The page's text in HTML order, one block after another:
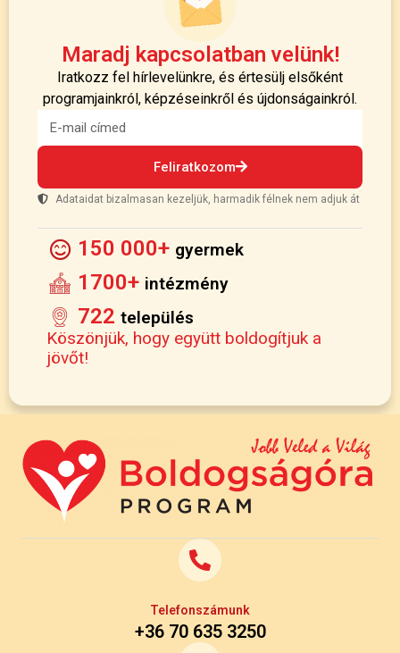
Maradj kapcsolatban velünk!
Iratkozz fel hírlevelünkre, és értesülj elsőként
programjainkról, képzéseinkről és újdonságainkról.
Feliratkozom
Adataidat bizalmasan kezeljük, harmadik félnek nem adjuk át
150 000+ gyermek
1700+ intézmény
722 település
Köszönjük, hogy együtt boldogítjuk a
jövőt!
Telefonszámunk
+36 70 635 3250